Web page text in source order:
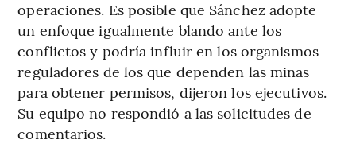
operaciones. Es posible que Sánchez adopte
un enfoque igualmente blando ante los
conflictos y podría influir en los organismos
reguladores de los que dependen las minas
para obtener permisos, dijeron los ejecutivos.
Su equipo no respondió a las solicitudes de
comentarios.